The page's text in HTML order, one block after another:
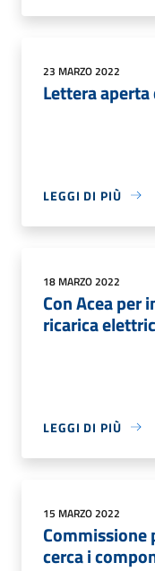
23 MARZO 2022
Lettera
LEGGI DI PIÙ
18 MARZO 2022
Con Acea per
ricarica
LEGGI DI PIÙ
15 MARZO 2022
Commissione
cerca i